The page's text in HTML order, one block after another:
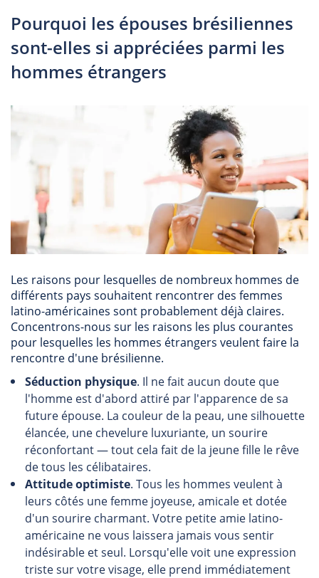
Pourquoi les épouses brésiliennes
sont-elles si appréciées parmi les
hommes étrangers
Les raisons pour lesquelles de nombreux hommes de
différents pays souhaitent rencontrer des femmes
latino-américaines sont probablement déjà claires.
Concentrons-nous sur les raisons les plus courantes
pour lesquelles les hommes étrangers veulent faire la
rencontre d'une brésilienne.
Séduction physique. Il ne fait aucun doute que
l'homme est d'abord attiré par l'apparence de sa
future épouse. La couleur de la peau, une silhouette
élancée, une chevelure luxuriante, un sourire
réconfortant — tout cela fait de la jeune fille le rêve
de tous les célibataires.
Attitude optimiste. Tous les hommes veulent à
leurs côtés une femme joyeuse, amicale et dotée
d'un sourire charmant. Votre petite amie latino-
américaine ne vous laissera jamais vous sentir
indésirable et seul. Lorsqu'elle voit une expression
triste sur votre visage, elle prend immédiatement